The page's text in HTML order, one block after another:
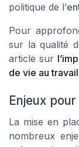
politique de l’
Pour
sur la qualité
article sur
de vie au travail
Enjeux
La mise en
nombreux